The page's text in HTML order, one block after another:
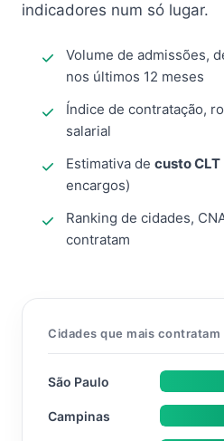
indicadores num só lugar.
Volume de admissões,
nos últimos 12 meses
Índice de contratação,
salarial
Estimativa de custo CLT
encargos)
Ranking de cidades,
contratam
Cidades que mais contratam
São Paulo
Campinas